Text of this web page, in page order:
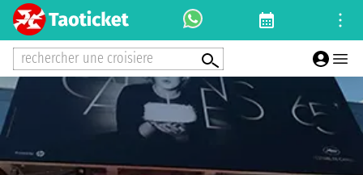
rechercher une croisiere